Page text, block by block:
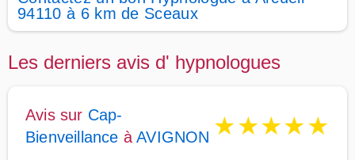
94110 à 6 km de Sceaux
Les derniers avis d' hypnologues
Avis sur Cap-
Bienveillance àAVIGNON ★★★★★